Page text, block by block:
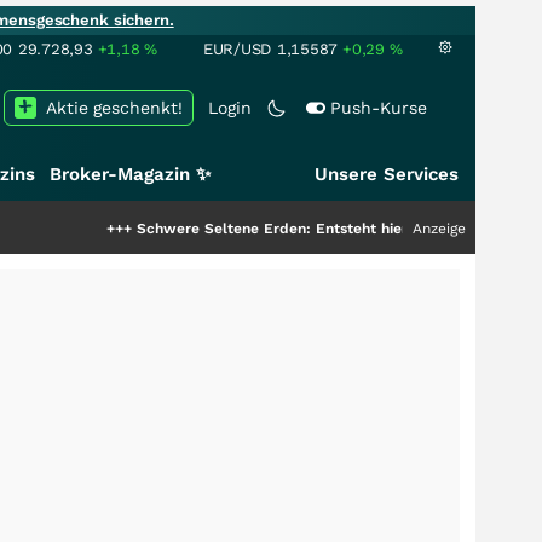
sichern.
29.728,93 +1,18% EUR/USD 1,15587 +0,29 %
Login Push-Kurse
Aktie geschenkt!
Broker-Magazin ✨ Unsere Services
Schwere Seltene Erden: Entsteht hier die nächste Milliardenstory?
Anzeige